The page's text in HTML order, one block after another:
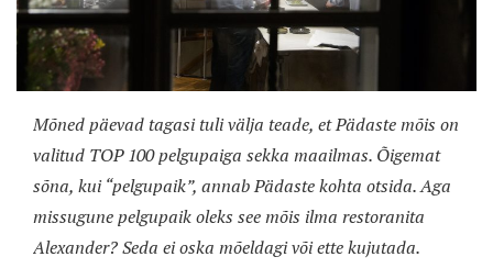
Mõned päevad tagasi tuli välja teade, et Pädaste mõis on
valitud TOP 100 pelgupaiga sekka maailmas. Õigemat
sõna, kui “pelgupaik”, annab Pädaste kohta otsida. Aga
missugune pelgupaik oleks see mõis ilma restoranita
Alexander? Seda ei oska mõeldagi või ette kujutada.